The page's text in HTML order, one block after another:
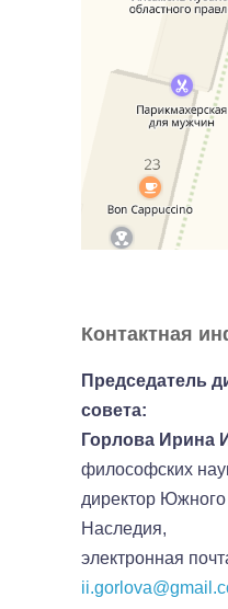
Контактная
Председатель
совета:
Горлова Ирина
философских
директор
Наследия,
электронная